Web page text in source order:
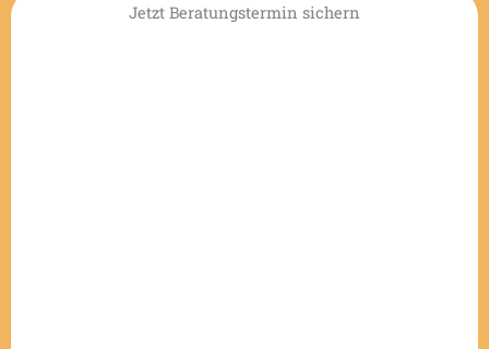
Jetzt Beratungstermin sichern